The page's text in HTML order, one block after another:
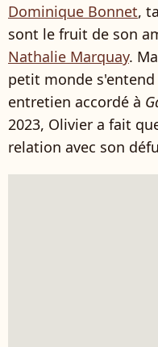
Dominique Bonnet,
sont le fruit de son
Nathalie Marquay.
petit monde
entretien accordé à
2023, Olivier a fait
relation avec son